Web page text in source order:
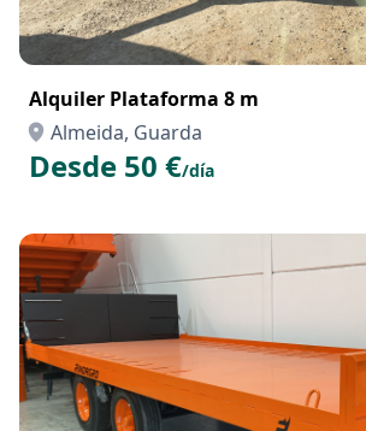
Alquiler Plataforma 8 m
Almeida, Guarda
Desde 50 €/día